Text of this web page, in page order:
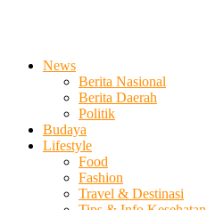
News
Berita Nasional
Berita Daerah
Politik
Budaya
Lifestyle
Food
Fashion
Travel & Destinasi